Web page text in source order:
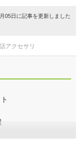
05日に記事を更新しました
アクセサリ